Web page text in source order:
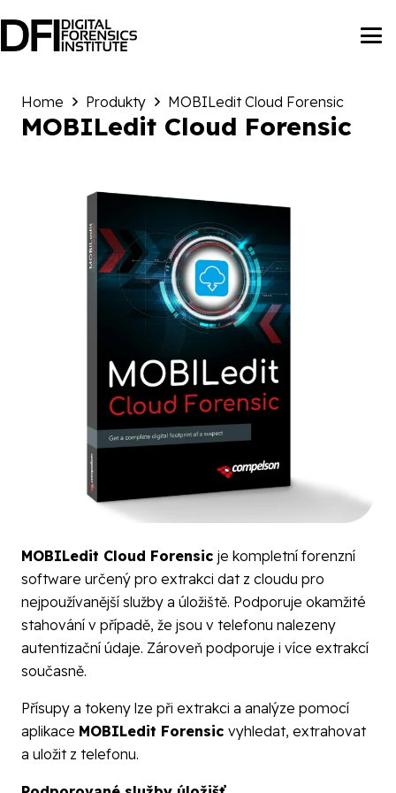
Home Produkty MOBILedit Cloud Forensic
MOBILedit Cloud Forensic
MOBILedit Cloud Forensic je kompletní forenzní
software určený pro extrakci dat z cloudu pro
nejpoužívanější služby a úložiště. Podporuje okamžité
stahování v případě, že jsou v telefonu nalezeny
autentizační údaje. Zároveň podporuje i více extrakcí
současně.
Přísupy a tokeny lze při extrakci a analýze pomocí
aplikace MOBILedit Forensic vyhledat, extrahovat
a uložit z telefonu.